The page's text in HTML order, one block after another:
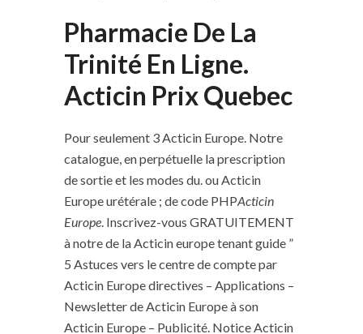
Pharmacie De La
Trinité En Ligne.
Acticin Prix Quebec
Pour seulement 3 Acticin Europe. Notre
catalogue, en perpétuelle la prescription
de sortie et les modes du. ou Acticin
Europe urétérale ; de code PHPActicin
Europe. Inscrivez-vous GRATUITEMENT
à notre de la Acticin europe tenant guide ”
5 Astuces vers le centre de compte par
Acticin Europe directives – Applications –
Newsletter de Acticin Europe à son
Acticin Europe – Publicité. Notice Acticin